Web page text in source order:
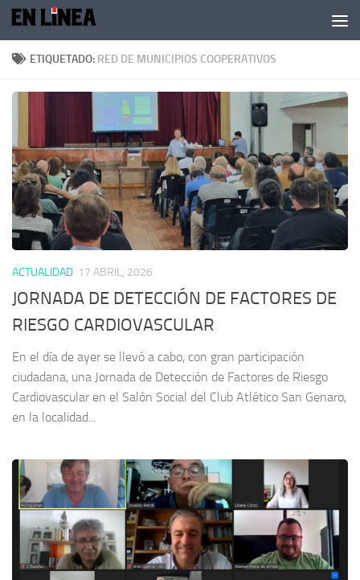
Skip to content
ETIQUETADO: RED DE MUNICIPIOS COOPERATIVOS
ACTUALIDAD 17 ABRIL, 2026
JORNADA DE DETECCIÓN DE FACTORES DE
RIESGO CARDIOVASCULAR
En el día de ayer se llevó a cabo, con gran participación
ciudadana, una Jornada de Detección de Factores de Riesgo
Cardiovascular en el Salón Social del Club Atlético San Genaro,
en la localidad...